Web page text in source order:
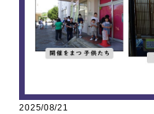
2025/08/21